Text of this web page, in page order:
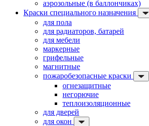
аэрозольные (в баллончиках)
Краски специального назначения
для пола
для радиаторов, батарей
для мебели
маркерные
грифельные
магнитные
пожаробезопасные краски
огнезащитные
негорючие
теплоизоляционные
для дверей
для окон